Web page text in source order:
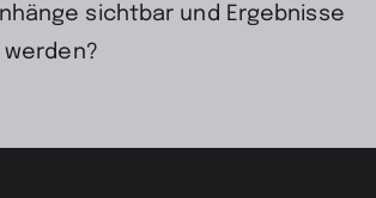
sichtbar und Ergebnisse